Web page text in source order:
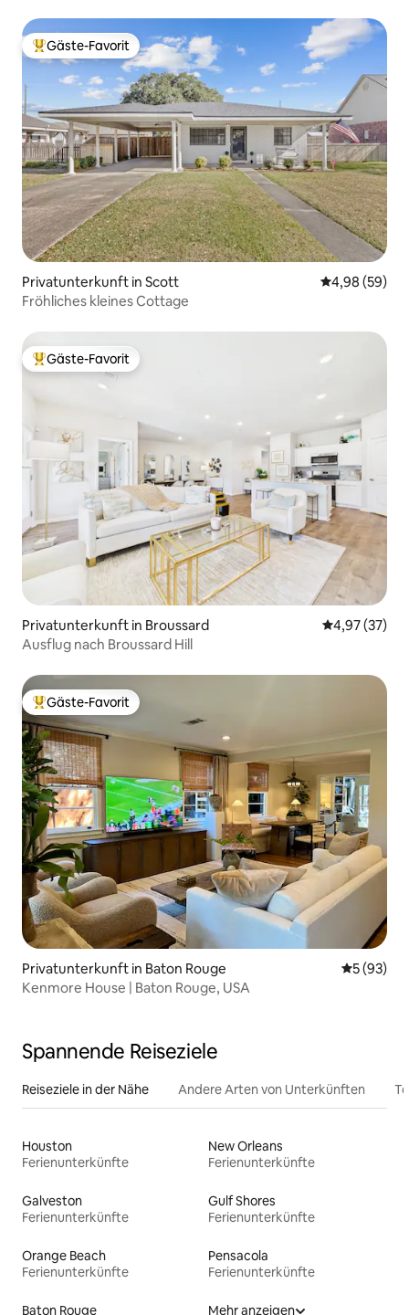
Beliebter Gäste-Favorit.
Gäste-Favorit
Privatunterkunft in Scott
4,98 (59)
Fröhliches kleines Cottage
Beliebter Gäste-Favorit.
Gäste-Favorit
Privatunterkunft in Broussard
4,97 (37)
Ausflug nach Broussard Hill
Beliebter Gäste-Favorit.
Gäste-Favorit
Privatunterkunft in Baton Rouge
5 (93)
Kenmore House | Baton Rouge, USA
Spannende Reiseziele
Reiseziele in der Nähe Andere Arten von Unterkünften
Houston
Ferienunterkünfte
New Orleans
Ferienunterkünfte
Galveston
Ferienunterkünfte
Gulf Shores
Ferienunterkünfte
Orange Beach
Ferienunterkünfte
Pensacola
Ferienunterkünfte
Baton Rouge
Mehr anzeigen